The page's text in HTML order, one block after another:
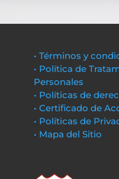
• Términos y
• Política de
Personales
• Políticas de
• Certificado de
• Políticas de
• Mapa del Sitio